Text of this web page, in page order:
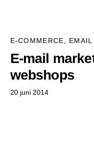
E-COMMERCE,
E-mail
webshops
20 juni 2014